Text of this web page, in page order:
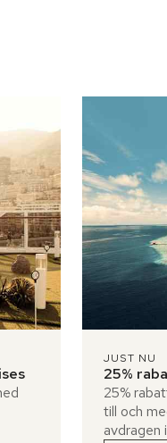
JUST NU
25%
25%
till och
avdragen